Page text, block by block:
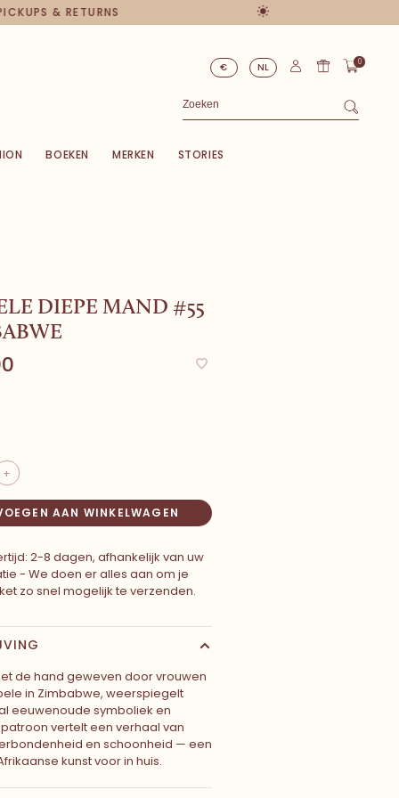
& RETURNS
€ NL 0
BOEKEN MERKEN STORIES
DIEPE MAND #55
+
AAN WINKELWAGEN
2-8 dagen, afhankelijk van uw
- We doen er alles aan om je
zo snel mogelijk te verzenden.
de hand geweven door vrouwen
in Zimbabwe, weerspiegelt
eeuwenoude symboliek en
patroon vertelt een verhaal van
en schoonheid — een
kunst voor in huis.